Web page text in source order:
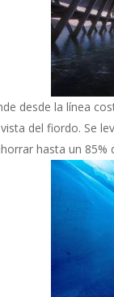
desde la línea
del fiordo. Se
hasta un